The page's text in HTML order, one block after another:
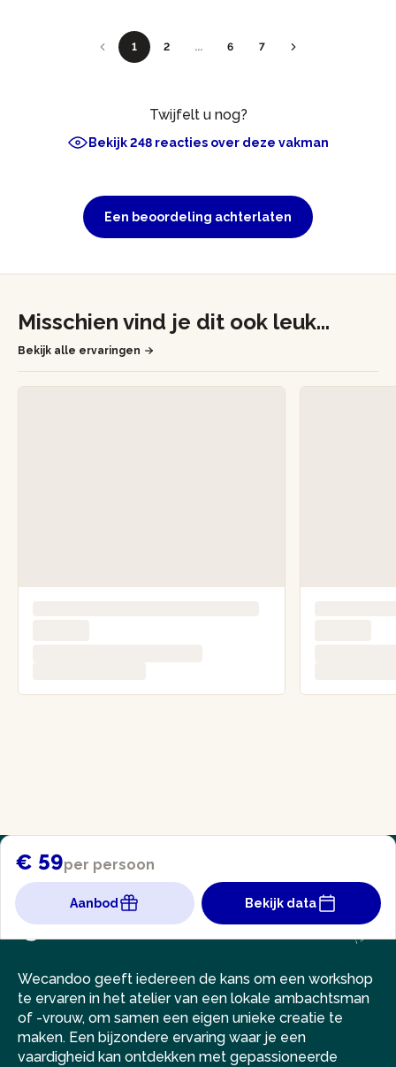
1 2 ... 6 7
Twijfelt u nog?
Bekijk 248 reacties over deze vakman
Een beoordeling achterlaten
Misschien vind je dit ook leuk...
Bekijk alle ervaringen
€ 59per persoon
Aanbod Bekijk data
Wecandoo geeft iedereen de kans om een workshop
te ervaren in het atelier van een lokale ambachtsman
of -vrouw, om samen een eigen unieke creatie te
maken. Een bijzondere ervaring waar je een
vaardigheid kan ontdekken met gepassioneerde